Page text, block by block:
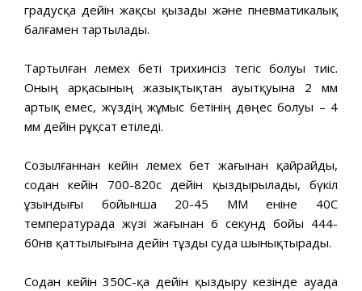
градусқа дейін жақсы қызады және пневматикалық
балғамен тартылады.
Тартылған лемех беті трихинсіз тегіс болуы тиіс.
Оның арқасының жазықтықтан ауытқуына 2 мм
артық емес, жүздің жұмыс бетінің дөңес болуы – 4
мм дейін рұқсат етіледі.
Созылғаннан кейін лемех бет жағынан қайрайды,
содан кейін 700-820с дейін қыздырылады, бүкіл
ұзындығы бойынша 20-45 ММ еніне 40С
температурада жүзі жағынан 6 секунд бойы 444-
60нв қаттылығына дейін тұзды суда шынықтырады.
Содан кейін 350С-қа дейін қыздыру кезінде ауада